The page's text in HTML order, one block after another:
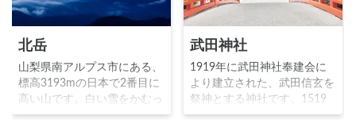
北岳
山梨県南アルプス市にある、
標高3193mの日本で2番目に
高い山です。白い雪をかむっ
た山という意味で白根山白峰
武田神社
1919年に武田神社奉建会に
より建立された、武田信玄を
祭神とする神社です。1519
年に信玄の父：信虎が築いた